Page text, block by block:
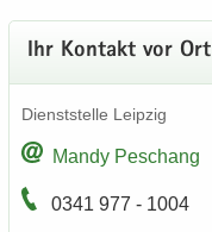
Ihr Kon­takt vor Ort
Dienst­stel­le Leip­zig
Mandy Peschang
0341 977 - 1004